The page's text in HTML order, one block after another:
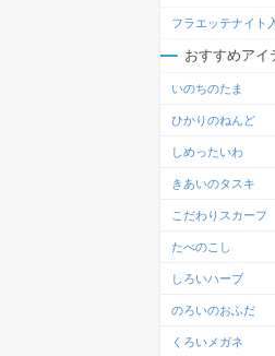
フラエッテナイト
おすすめアイ
いのちのたま
ひかりのねんど
しめったいわ
きあいのタスキ
こだわりスカーフ
たべのこし
しろいハーブ
のろいのおふだ
くろいメガネ